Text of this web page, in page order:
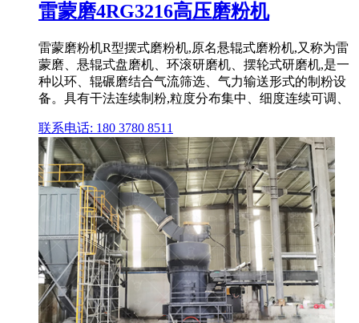
雷蒙磨4RG3216高压磨粉机
雷蒙磨粉机R型摆式磨粉机,原名悬辊式磨粉机,又称为雷
蒙磨、悬辊式盘磨机、环滚研磨机、摆轮式研磨机,是一
种以环、辊碾磨结合气流筛选、气力输送形式的制粉设
备。具有干法连续制粉,粒度分布集中、细度连续可调、
联系电话: 180 3780 8511